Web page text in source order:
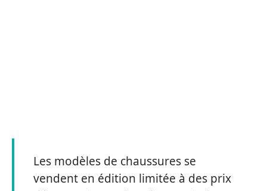
Les modèles de chaussures se
vendent en édition limitée à des prix